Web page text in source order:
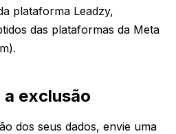
plataforma Leadzy,
das plataformas da Meta
exclusão
dos seus dados, envie uma